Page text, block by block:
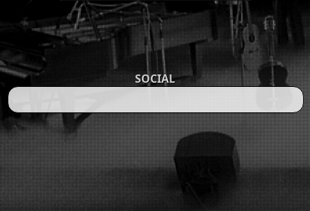
SOCIAL